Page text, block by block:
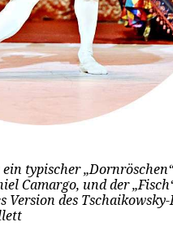
typischer
Camargo, und der
Version des